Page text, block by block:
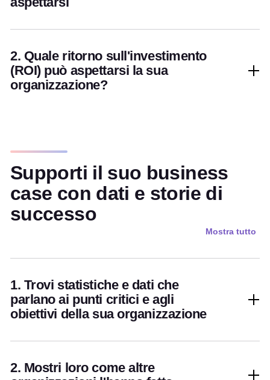
2. Quale ritorno sull'investimento
(ROI) può aspettarsi la sua
organizzazione?
Supporti il suo business
case con dati e storie di
successo
Mostra tutto
1. Trovi statistiche e dati che
parlano ai punti critici e agli
obiettivi della sua organizzazione
2. Mostri loro come altre